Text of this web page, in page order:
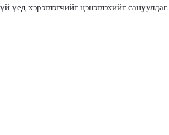
үед хэрэглэгчийг цэнэглэхийг сануулдаг.